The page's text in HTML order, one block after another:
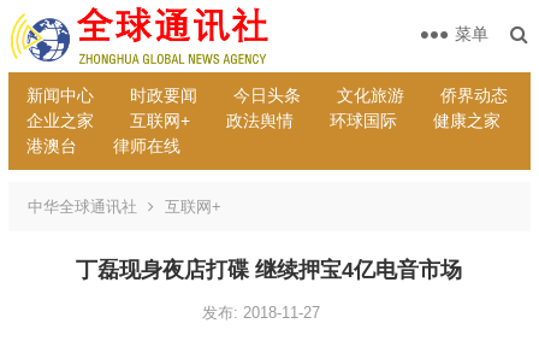
新闻中心 时政要闻 今日头条 文化旅游
侨界动态
企业之家
互联网+ 政法舆情 环球国际
健康之家
港澳台
律师在线
菜单
中华全球通讯社 互联网+
丁磊现身夜店打碟 继续押宝4亿电音市场
发布: 2018-11-27